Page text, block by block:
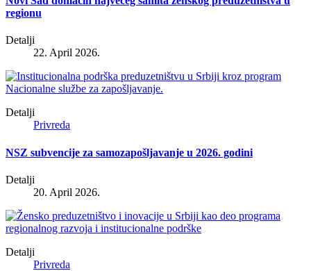
regionu
Detalji
22. April 2026.
Detalji
Privreda
NSZ subvencije za samozapošljavanje u 2026. godini
Detalji
20. April 2026.
Detalji
Privreda